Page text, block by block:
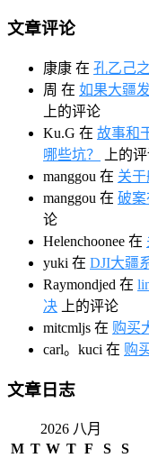
文章评论
康康 在 孔乙己
周 在 如果大疆
上的评论
Ku.G 在 故事和
哪些坑？
上的
manggou 在 关
manggou 在 破案
论
Helenchoonee 在
yuki 在 DJI大疆
Raymondjed 在
决 上的评论
mitcmljs 在 购买
carl。kuci 在 购
文章日志
2026 八月
M T W T F S S